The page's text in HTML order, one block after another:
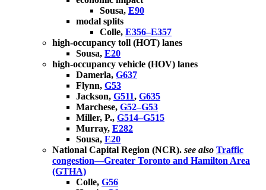
Sousa, E90
modal splits
Colle, E356–E357
high-occupancy toll (HOT) lanes
Sousa, E20
high-occupancy vehicle (HOV) lanes
Damerla, G637
Flynn, G53
Jackson, G511, G635
Marchese, G52–G53
Miller, P., G514–G515
Murray, E282
Sousa, E20
National Capital Region (NCR). see also Traffic
congestion—Greater Toronto and Hamilton Area
(GTHA)
Colle, G56